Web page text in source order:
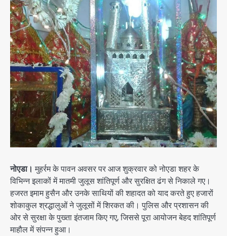
नोएडा। मुहर्रम के पावन अवसर पर आज शुक्रवार को नोएडा शहर के
विभिन्न इलाकों में मातमी जुलूस शांतिपूर्ण और सुरक्षित ढंग से निकाले गए।
हजरत इमाम हुसैन और उनके साथियों की शहादत को याद करते हुए हजारों
शोकाकुल श्रद्धालुओं ने जुलूसों में शिरकत की। पुलिस और प्रशासन की
ओर से सुरक्षा के पुख्ता इंतजाम किए गए, जिससे पूरा आयोजन बेहद शांतिपूर्ण
माहौल में संपन्न हुआ।